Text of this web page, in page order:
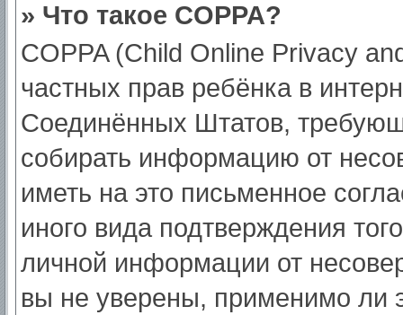
» Что такое COPPA?
COPPA (Child Online Privacy
частных прав ребёнка в
Соединённых Штатов,
собирать информацию от
иметь на это письменное
иного вида подтверждения
личной информации от
вы не уверены, применимо ли